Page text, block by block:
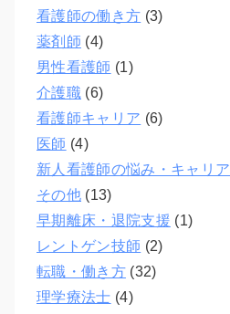
看護師の働き方 (3)
薬剤師 (4)
男性看護師 (1)
介護職(6)
看護師キャリア (6)
医師 (4)
新人看護師の悩み・キャリア
その他(13)
早期離床・退院支援 (1)
レントゲン技師 (2)
転職・働き方(32)
理学療法士 (4)